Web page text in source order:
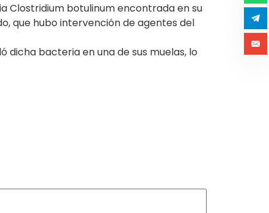
Clostridium botulinum encontrada en su
que hubo intervención de agentes del
dicha bacteria en una de sus muelas, lo